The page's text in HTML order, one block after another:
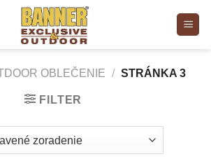
OBLEČENIE / STRÁNKA 3
FILTER